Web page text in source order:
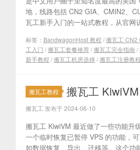
地，线路包括 CN2 GIA、CMIN2、
瓦工新手入门的一站式教程，从官网
标签： BandwagonHost 教程 /搬瓦工 CN2
工入门 /搬瓦工套餐推荐/搬瓦工完全指南 /
新手教程 /搬瓦工机房选择 /搬瓦工注册教程
搬瓦工教程 搬瓦工
搬瓦工 发布于 2024-06-10
搬瓦工 KiwiVM 最近做了一些功能升
一个临时恢复已暂停 VPS 的功能，
如数据恢复、导出、迁移等。这个